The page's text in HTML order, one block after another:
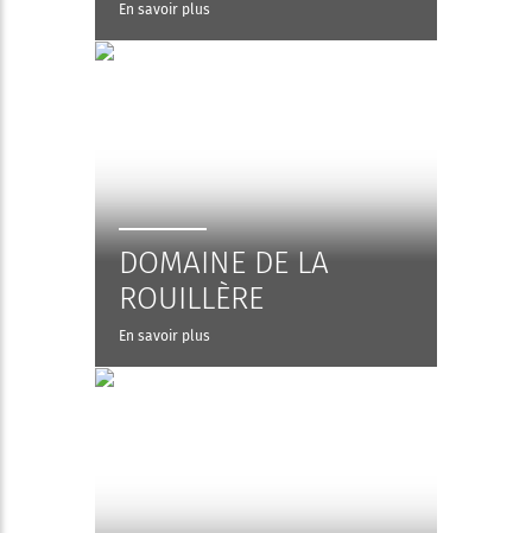
En savoir plus
DOMAINE DE LA
ROUILLÈRE
En savoir plus